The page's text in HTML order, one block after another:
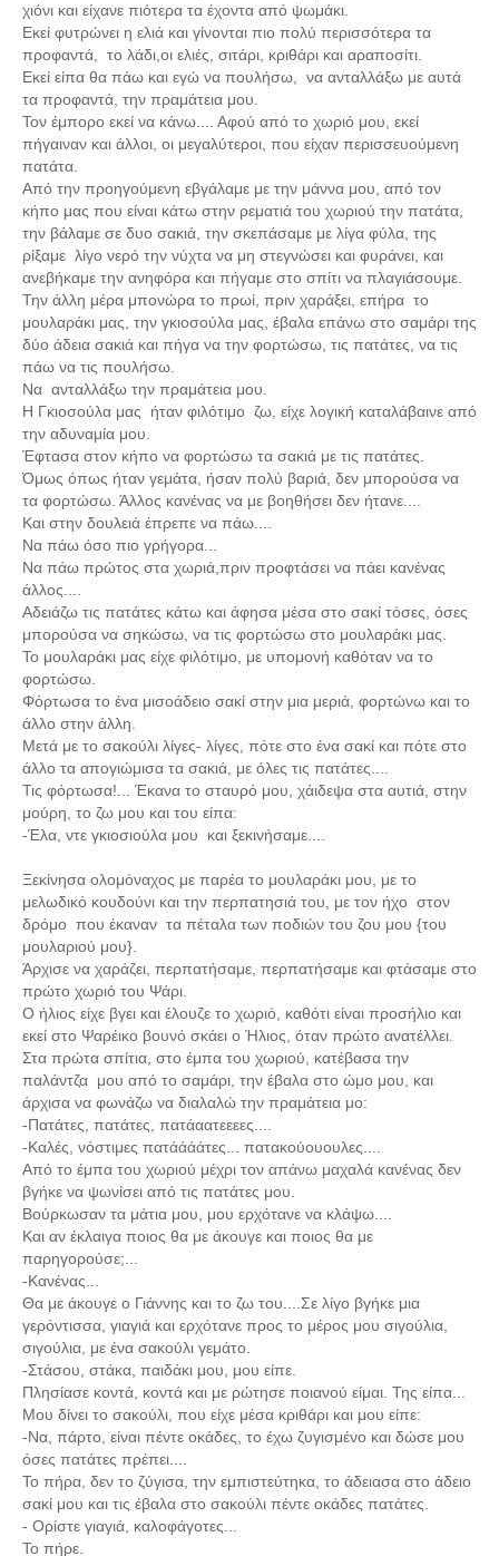
χιόνι και είχανε πιότερα τα έχοντα από ψωμάκι.
Εκεί φυτρώνει η ελιά και γίνονται πιο πολύ περισσότερα τα
προφαντά, το λάδι,οι ελιές, σιτάρι, κριθάρι και αραποσίτι.
Εκεί είπα θα πάω και εγώ να πουλήσω, να ανταλλάξω με αυτά
τα προφαντά, την πραμάτεια μου.
Τον έμπορο εκεί να κάνω.... Αφού από το χωριό μου, εκεί
πήγαιναν και άλλοι, οι μεγαλύτεροι, που είχαν περισσευούμενη
πατάτα.
Από την προηγούμενη εβγάλαμε με την μάννα μου, από τον
κήπο μας που είναι κάτω στην ρεματιά του χωριού την πατάτα,
την βάλαμε σε δυο σακιά, την σκεπάσαμε με λίγα φύλα, της
ρίξαμε λίγο νερό την νύχτα να μη στεγνώσει και φυράνει, και
ανεβήκαμε την ανηφόρα και πήγαμε στο σπίτι να πλαγιάσουμε.
Την άλλη μέρα μπονώρα το πρωί, πριν χαράξει, επήρα το
μουλαράκι μας, την γκιοσούλα μας, έβαλα επάνω στο σαμάρι της
δύο άδεια σακιά και πήγα να την φορτώσω, τις πατάτες, να τις
πάω να τις πουλήσω.
Να ανταλλάξω την πραμάτεια μου.
Η Γκιοσούλα μας ήταν φιλότιμο ζω, είχε λογική καταλάβαινε από
την αδυναμία μου.
Έφτασα στον κήπο να φορτώσω τα σακιά με τις πατάτες.
Όμως όπως ήταν γεμάτα, ήσαν πολύ βαριά, δεν μπορούσα να
τα φορτώσω. Άλλος κανένας να με βοηθήσει δεν ήτανε....
Και στην δουλειά έπρεπε να πάω....
Να πάω όσο πιο γρήγορα...
Να πάω πρώτος στα χωριά,πριν προφτάσει να πάει κανένας
άλλος....
Αδειάζω τις πατάτες κάτω και άφησα μέσα στο σακί τόσες, όσες
μπορούσα να σηκώσω, να τις φορτώσω στο μουλαράκι μας.
Το μουλαράκι μας είχε φιλότιμο, με υπομονή καθόταν να το
φορτώσω.
Φόρτωσα το ένα μισοάδειο σακί στην μια μεριά, φορτώνω και το
άλλο στην άλλη.
Μετά με το σακούλι λίγες- λίγες, πότε στο ένα σακί και πότε στο
άλλο τα απογιώμισα τα σακιά, με όλες τις πατάτες....
Τις φόρτωσα!... Έκανα το σταυρό μου, χάιδεψα στα αυτιά, στην
μούρη, το ζω μου και του είπα:
-Έλα, ντε γκιοσιούλα μου και ξεκινήσαμε....
Ξεκίνησα ολομόναχος με παρέα το μουλαράκι μου, με το
μελωδικό κουδούνι και την περπατησιά του, με τον ήχο στον
δρόμο που έκαναν τα πέταλα των ποδιών του ζου μου {του
μουλαριού μου}.
Άρχισε να χαράζει, περπατήσαμε, περπατήσαμε και φτάσαμε στο
πρώτο χωριό του Ψάρι.
Ο ήλιος είχε βγει και έλουζε το χωριό, καθότι είναι προσήλιο και
εκεί στο Ψαρέικο βουνό σκάει ο Ήλιος, όταν πρώτο ανατέλλει.
Στα πρώτα σπίτια, στο έμπα του χωριού, κατέβασα την
παλάντζα μου από το σαμάρι, την έβαλα στο ώμο μου, και
άρχισα να φωνάζω να διαλαλώ την πραμάτεια μο:
-Πατάτες, πατάτες, πατάαατεεεες....
-Καλές, νόστιμες πατάάάάτες... πατακούουουλες....
Από το έμπα του χωριού μέχρι τον απάνω μαχαλά κανένας δεν
βγήκε να ψωνίσει από τις πατάτες μου.
Βούρκωσαν τα μάτια μου, μου ερχότανε να κλάψω....
Και αν έκλαιγα ποιος θα με άκουγε και ποιος θα με
παρηγορούσε;...
-Κανένας...
Θα με άκουγε ο Γιάννης και το ζω του....Σε λίγο βγήκε μια
γερόντισσα, γιαγιά και ερχότανε προς το μέρος μου σιγούλια,
σιγούλια, με ένα σακούλι γεμάτο.
-Στάσου, στάκα, παιδάκι μου, μου είπε.
Πλησίασε κοντά, κοντά και με ρώτησε ποιανού είμαι. Της είπα...
Μου δίνει το σακούλι, που είχε μέσα κριθάρι και μου είπε:
-Να, πάρτο, είναι πέντε οκάδες, το έχω ζυγισμένο και δώσε μου
όσες πατάτες πρέπει....
Το πήρα, δεν το ζύγισα, την εμπιστεύτηκα, το άδειασα στο άδειο
σακί μου και τις έβαλα στο σακούλι πέντε οκάδες πατάτες.
- Ορίστε γιαγιά, καλοφάγοτες...
Το πήρε.